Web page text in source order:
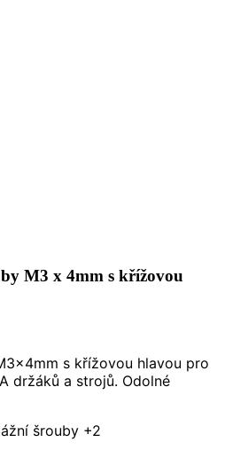
M3 x 4mm s křížovou
s křížovou hlavou pro
držáků a strojů. Odolné
šrouby +2